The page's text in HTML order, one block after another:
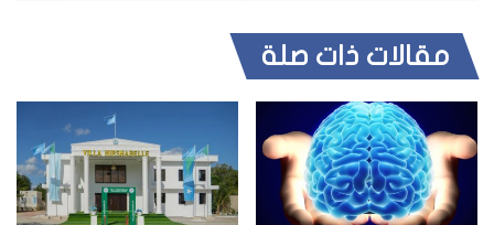
مقالات ذات صلة